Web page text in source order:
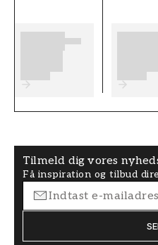
Tilmeld dig vores
Få inspiration og tilbud